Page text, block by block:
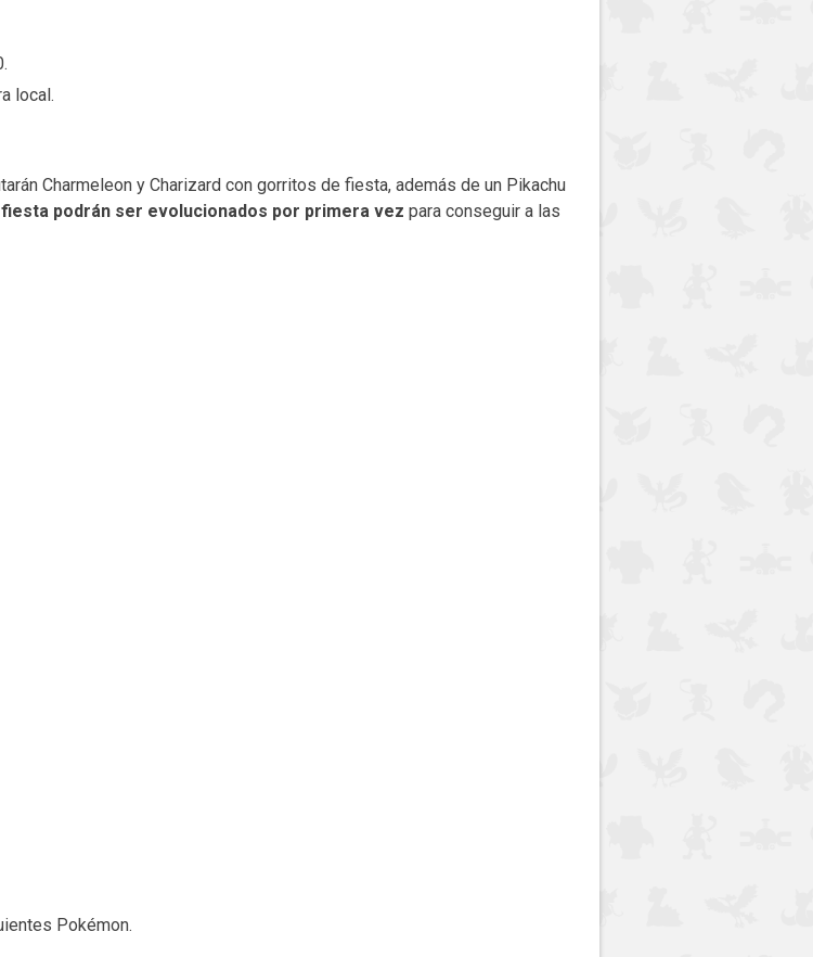
local.
Charmeleon y Charizard con gorritos de fiesta, además de un Pikachu
podrán ser evolucionados por primera vez para conseguir a las
Pokémon.